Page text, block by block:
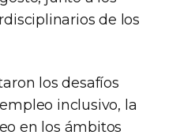
de los
los desafíos
inclusivo, la
en los ámbitos